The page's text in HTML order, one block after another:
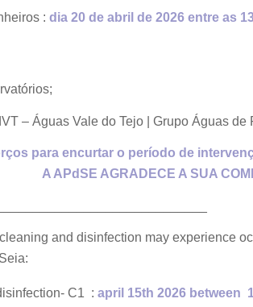
:dia 20 de abril de 2026 entre as
– Águas Vale do Tejo | Grupo Águas de
para encurtar o período de
A APdSE AGRADECE A SUA
and disinfection may experience
C1 :april 15th 2026 between